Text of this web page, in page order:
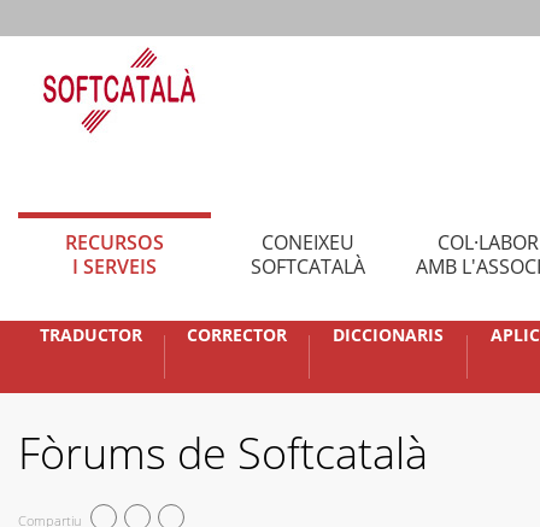
RECURSOS
I SERVEIS
CONEIXEU
SOFTCATALÀ
AMB
TRADUCTOR CORRECTOR DICCIONARIS
Fòrums de Softcatalà
Compartiu